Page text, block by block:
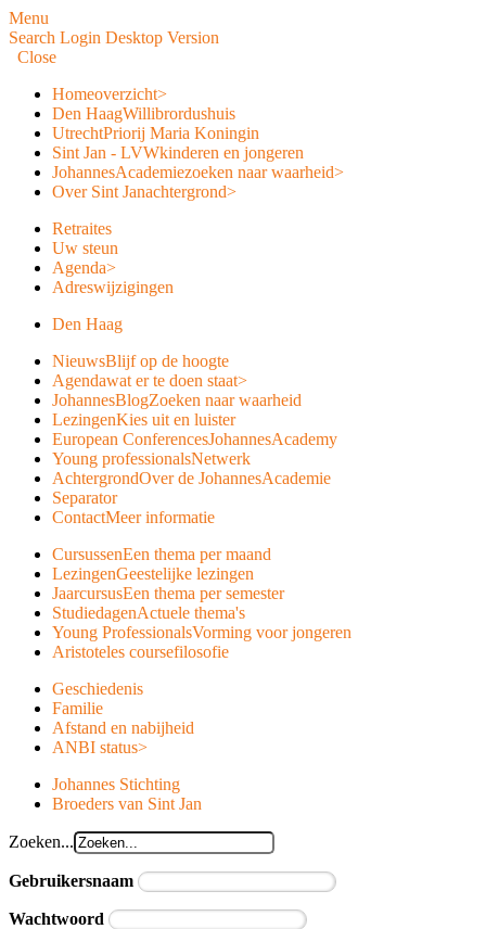
Menu
Search Login Desktop Version
Close
Homeoverzicht>
Den HaagWillibrordushuis
UtrechtPriorij Maria Koningin
Sint Jan - LVWkinderen en jongeren
JohannesAcademiezoeken naar waarheid>
Over Sint Janachtergrond>
Retraites
Uw steun
Agenda>
Adreswijzigingen
Den Haag
NieuwsBlijf op de hoogte
Agendawat er te doen staat>
JohannesBlogZoeken naar waarheid
LezingenKies uit en luister
European ConferencesJohannesAcademy
Young professionalsNetwerk
AchtergrondOver de JohannesAcademie
Separator
ContactMeer informatie
CursussenEen thema per maand
LezingenGeestelijke lezingen
JaarcursusEen thema per semester
StudiedagenActuele thema's
Young ProfessionalsVorming voor jongeren
Aristoteles coursefilosofie
Geschiedenis
Familie
Afstand en nabijheid
ANBI status>
Johannes Stichting
Broeders van Sint Jan
Zoeken...
Gebruikersnaam
Wachtwoord